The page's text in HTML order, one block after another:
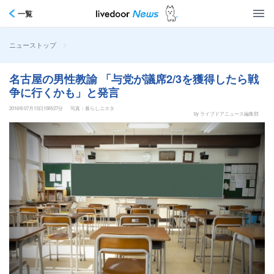
一覧
ニューストップ >
名古屋の男性教諭 「与党が議席2/3を獲得したら戦
争に行くかも」と発言
2016年07月13日15時27分
写真：暮らしニスタ
by ライブドアニュース編集部